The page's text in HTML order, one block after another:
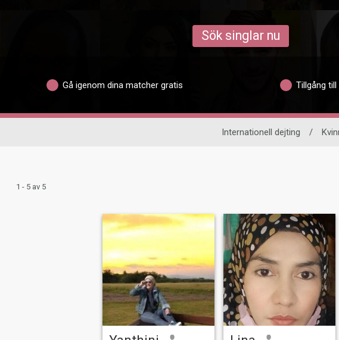
Sök singlar nu
Gå igenom dina matcher gratis Tillgång
Internationell dejting /
1 - 5 av 5